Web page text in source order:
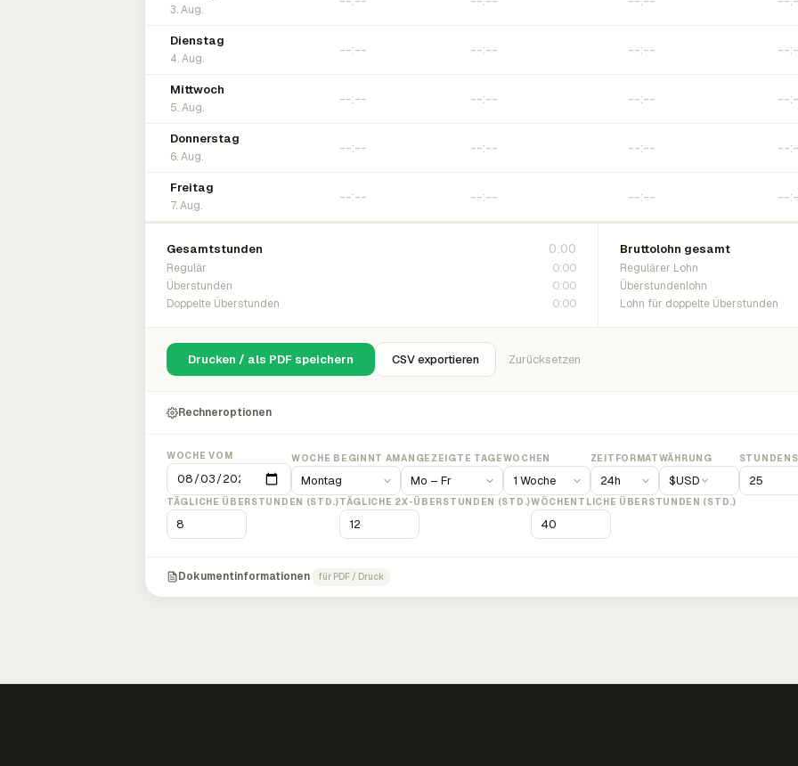
3. Aug.
Dienstag
4. Aug.
Mittwoch
5. Aug.
Donnerstag
6. Aug.
Freitag
7. Aug.
Gesamtstunden 0:00
Regulär 0:00
Überstunden 0:00
Doppelte Überstunden 0:00
Bruttolohn gesamt
Regulärer Lohn
Überstundenlohn
Lohn für doppelte Überstunden
Drucken / als PDF speichern CSV exportieren Zurücksetzen
Rechneroptionen
WOCHE VOM WOCHE BEGINNT AMANGEZEIGTE TAGEWOCHEN ZEITFORMATWÄHRUNG
$USD
TÄGLICHE ÜBERSTUNDEN (STD.)TÄGLICHE 2X-ÜBERSTUNDEN (STD.)WÖCHENTLICHE ÜBERSTUNDEN (STD.)
Dokumentinformationen für PDF / Druck